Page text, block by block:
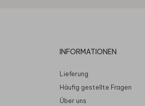
INFORMATIONEN
Lieferung
Häufig gestellte Fragen
Über uns